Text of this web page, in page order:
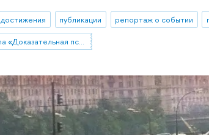
достижения публикации репортаж о событии
Проектная группа «Доказательная психология офисной среды»